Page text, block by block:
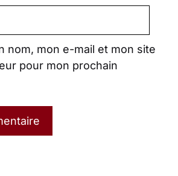
nom, mon e-mail et mon site
pour mon prochain